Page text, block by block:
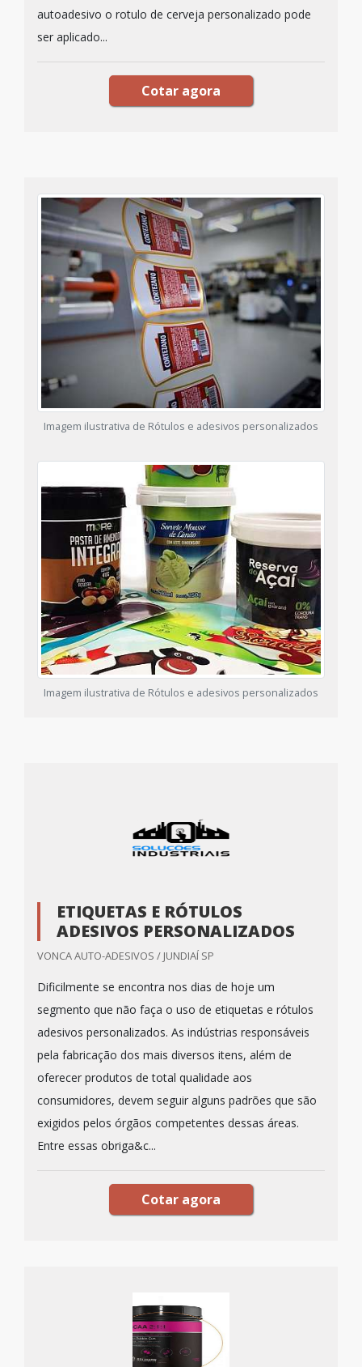
autoadesivo o rotulo de cerveja personalizado pode
ser aplicado...
Cotar agora
Imagem ilustrativa de Rótulos e adesivos personalizados
Imagem ilustrativa de Rótulos e adesivos personalizados
ETIQUETAS E RÓTULOS
ADESIVOS PERSONALIZADOS
VONCA AUTO-ADESIVOS / JUNDIAÍ SP
Dificilmente se encontra nos dias de hoje um
segmento que não faça o uso de etiquetas e rótulos
adesivos personalizados. As indústrias responsáveis
pela fabricação dos mais diversos itens, além de
oferecer produtos de total qualidade aos
consumidores, devem seguir alguns padrões que são
exigidos pelos órgãos competentes dessas áreas.
Entre essas obriga&c...
Cotar agora